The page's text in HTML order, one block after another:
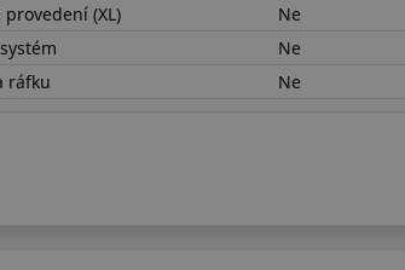
provedení (XL)
Ne
Ne
ráfku
Ne